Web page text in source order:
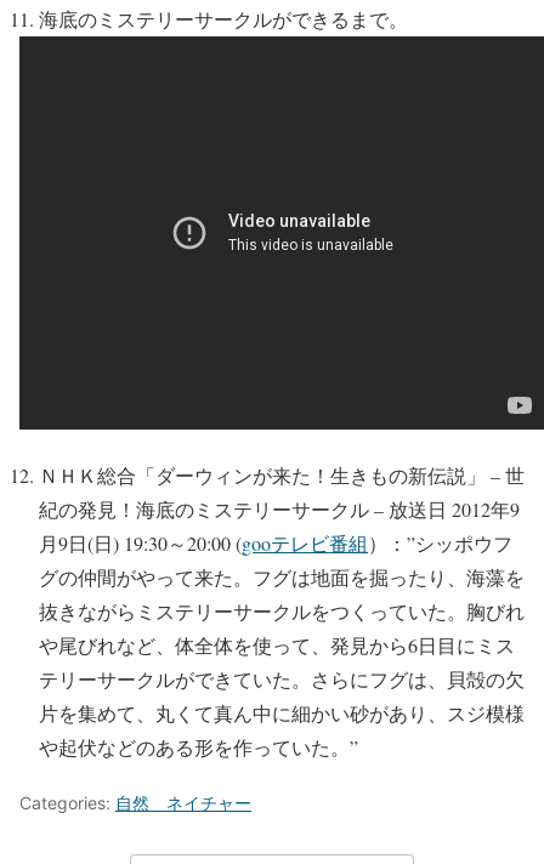
海底のミステリーサークルができるまで。
ＮＨＫ総合「ダーウィンが来た！生きもの新伝説」 – 世
紀の発見！海底のミステリーサークル – 放送日 2012年9
月9日(日) 19:30～20:00 (gooテレビ番組）：”シッポウフ
グの仲間がやって来た。フグは地面を掘ったり、海藻を
抜きながらミステリーサークルをつくっていた。胸びれ
や尾びれなど、体全体を使って、発見から6日目にミス
テリーサークルができていた。さらにフグは、貝殻の欠
片を集めて、丸くて真ん中に細かい砂があり、スジ模様
や起伏などのある形を作っていた。”
Categories: 自然 ネイチャー